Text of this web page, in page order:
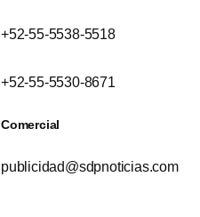
+52-55-5538-5518
+52-55-5530-8671
Comercial
publicidad@sdpnoticias.com